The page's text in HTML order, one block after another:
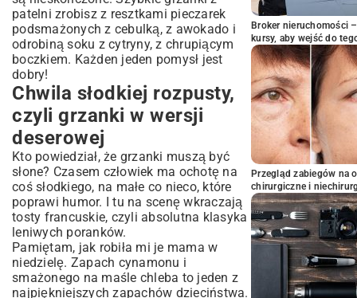
patelni zrobisz z resztkami pieczarek
podsmażonych z cebulką, z awokado i
odrobiną soku z cytryny, z chrupiącym
boczkiem. Każden jeden pomysł jest
dobry!
Chwila słodkiej rozpusty,
czyli grzanki w wersji
deserowej
Kto powiedział, że grzanki muszą być
słone? Czasem człowiek ma ochotę na
coś słodkiego, na małe co nieco, które
poprawi humor. I tu na scenę wkraczają
tosty francuskie, czyli absolutna klasyka
leniwych poranków.
Pamiętam, jak robiła mi je mama w
niedzielę. Zapach cynamonu i
smażonego na maśle chleba to jeden z
najpiękniejszych zapachów dzieciństwa.
Broker nieruchomości
kursy, aby wejść do
Przegląd zabiegów na
chirurgiczne i